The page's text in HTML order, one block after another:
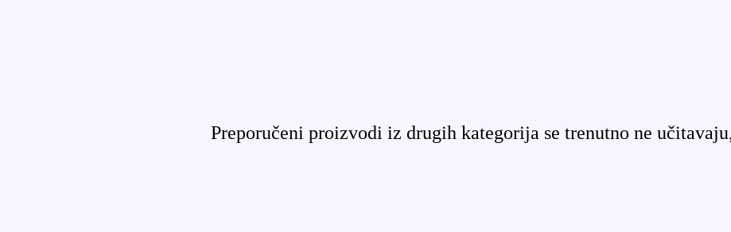
Preporučeni proizvodi iz drugih kategorija se trenutno ne